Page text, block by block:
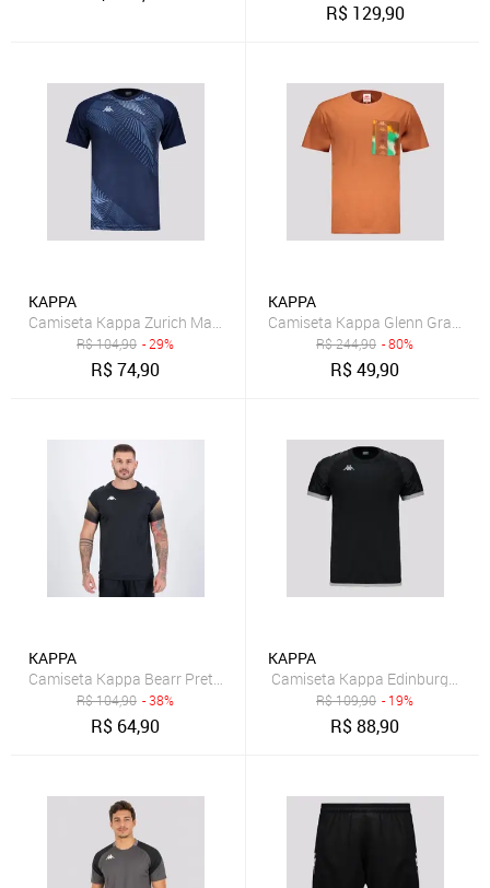
R$ 129,90
KAPPA
Camiseta Kappa Zurich Marinho
R$104,90 - 29%
R$74,90
KAPPA
Camiseta Kappa Glenn Graphik
R$244,90 - 80%
R$49,90
KAPPA
Camiseta Kappa Bearr Preta e Dourada
R$104,90 - 38%
R$ 64,90
KAPPA
Camiseta Kappa Edinburgh
R$109,90 - 19%
R$88,90